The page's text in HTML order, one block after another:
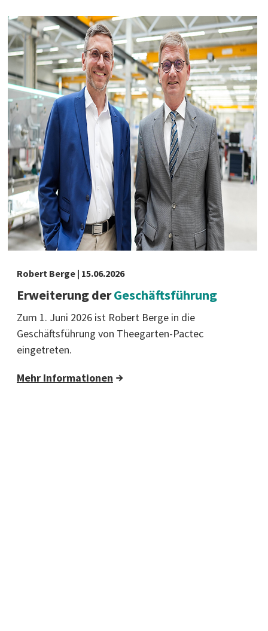
Robert Berge | 15.06.2026
Erweiterung derGeschäftsführung
Zum 1. Juni 2026 ist Robert Berge in die
Geschäftsführung von Theegarten-Pactec
eingetreten.
Mehr Informationen